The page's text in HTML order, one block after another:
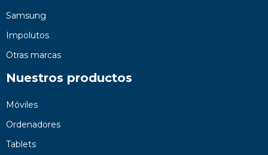
Samsung
Impolutos
Otras marcas
Nuestros productos
Móviles
Ordenadores
Tablets